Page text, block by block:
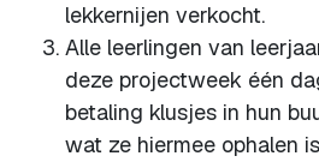
lekkernijen verkocht.
Alle leerlingen van
deze projectweek één
betaling klusjes in hun
wat ze hiermee ophalen